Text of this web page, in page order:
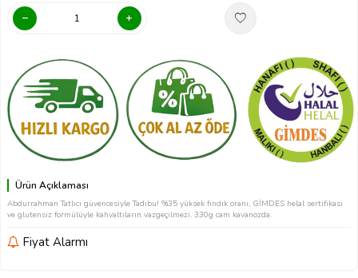
Ürün Açıklaması
Abdurrahman Tatlıcı güvencesiyle Tadıbu! %35 yüksek fındık oranı, GİMDES helal sertifikası
ve glutensiz formülüyle kahvaltıların vazgeçilmezi. 330g cam kavanozda.
Fiyat Alarmı